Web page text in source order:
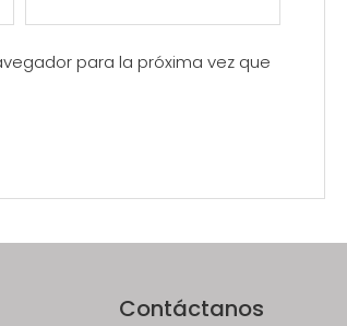
para la próxima vez que
Contáctanos